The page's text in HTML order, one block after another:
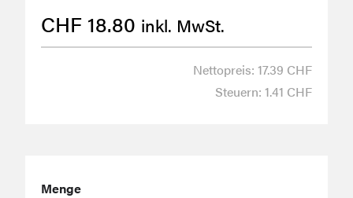
KASUALIEN & KARTEN
SHOP
CHF 18.80 inkl. MwSt.
Nettopreis: 17.39 CHF
Steuern: 1.41 CHF
Menge